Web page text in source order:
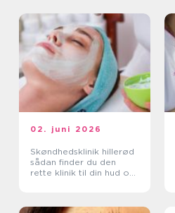
02. juni 2026
Skøndhedsklinik hillerød
sådan finder du den
rette klinik til din hud og